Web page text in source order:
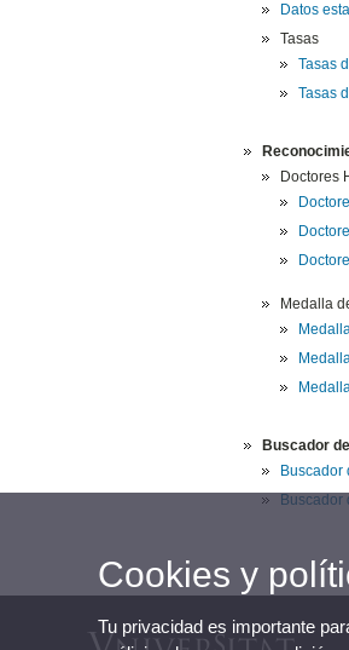
Datos
Tasas
Tasas
Tasas
Doctores
Medalla
Buscador
Buscador
Buscador
Cookies y
Tu privacidad es importante